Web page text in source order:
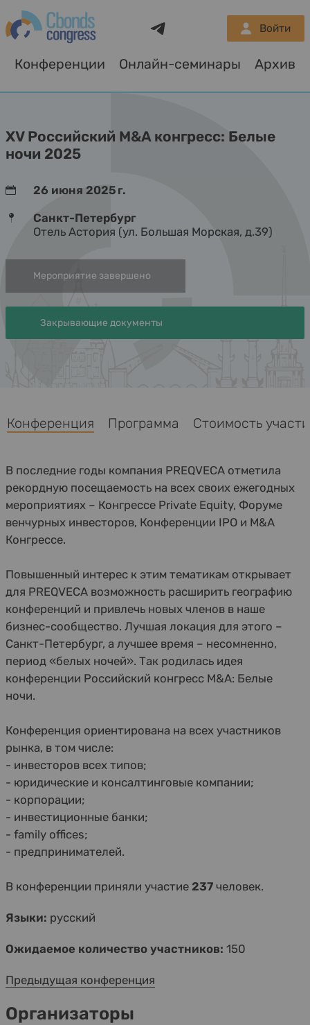
Конференции Онлайн-семинары Архив
Войти
XV Российский M&A конгресс: Белые
ночи 2025
26 июня 2025 г.
Санкт-Петербург
Отель Астория (ул. Большая Морская, д.39)
Мероприятие завершено
Закрывающие документы
Программа Стоимость участия
В последние годы компания PREQVECA отметила
рекордную посещаемость на всех своих ежегодных
мероприятиях – Конгрессе Private Equity, Форуме
венчурных инвесторов, Конференции IPO и M&A
Конгрессе.
Повышенный интерес к этим тематикам открывает
для PREQVECA возможность расширить географию
конференций и привлечь новых членов в наше
бизнес-сообщество. Лучшая локация для этого –
Санкт-Петербург, а лучшее время – несомненно,
период «белых ночей». Так родилась идея
конференции Российский конгресс M&A: Белые
ночи.
Конференция ориентирована на всех участников
рынка, в том числе:
- инвесторов всех типов;
- юридические и консалтинговые компании;
- корпорации;
- инвестиционные банки;
- family offices;
- предпринимателей.
В конференции приняли участие 237 человек.
Языки: русский
Ожидаемое количество участников: 150
Предыдущая конференция
Организаторы